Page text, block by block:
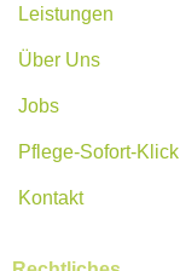
Leistungen
Über Uns
Jobs
Pflege-Sofort-Klick
Kontakt